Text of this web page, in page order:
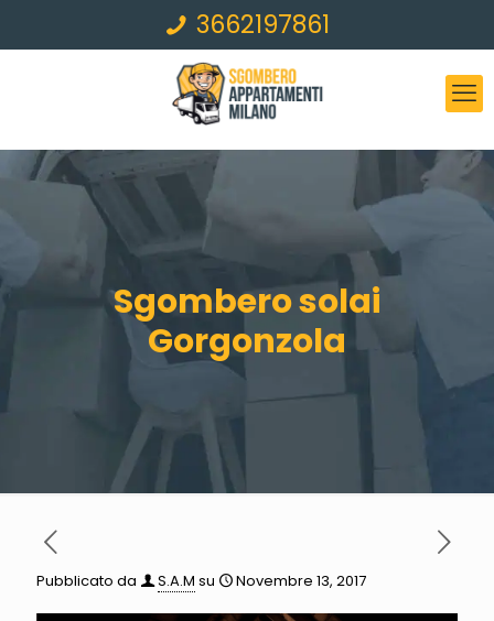
3662197861
Sgombero solai
Gorgonzola
Pubblicato da S.A.M su Novembre 13, 2017